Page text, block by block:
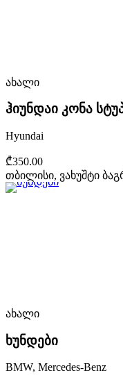
ახალი
ჰიუნდაი კონა
Hyundai
₾350.00
თბილისი, ვახუშტი
ახალი
ხუნდები
BMW, Mercedes-Benz